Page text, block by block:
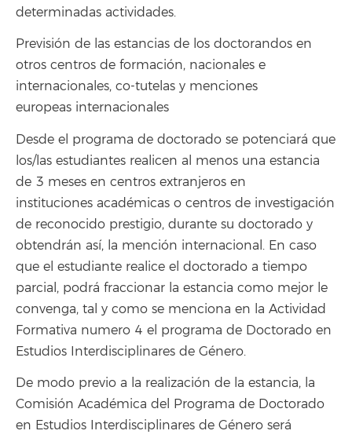
determinadas actividades.
Previsión de las estancias de los doctorandos en
otros centros de formación, nacionales e
internacionales, co-tutelas y menciones
europeas internacionales
Desde el programa de doctorado se potenciará que
los/las estudiantes realicen al menos una estancia
de 3 meses en centros extranjeros en
instituciones académicas o centros de investigación
de reconocido prestigio, durante su doctorado y
obtendrán así, la mención internacional. En caso
que el estudiante realice el doctorado a tiempo
parcial, podrá fraccionar la estancia como mejor le
convenga, tal y como se menciona en la Actividad
Formativa numero 4 el programa de Doctorado en
Estudios Interdisciplinares de Género.
De modo previo a la realización de la estancia, la
Comisión Académica del Programa de Doctorado
en Estudios Interdisciplinares de Género será